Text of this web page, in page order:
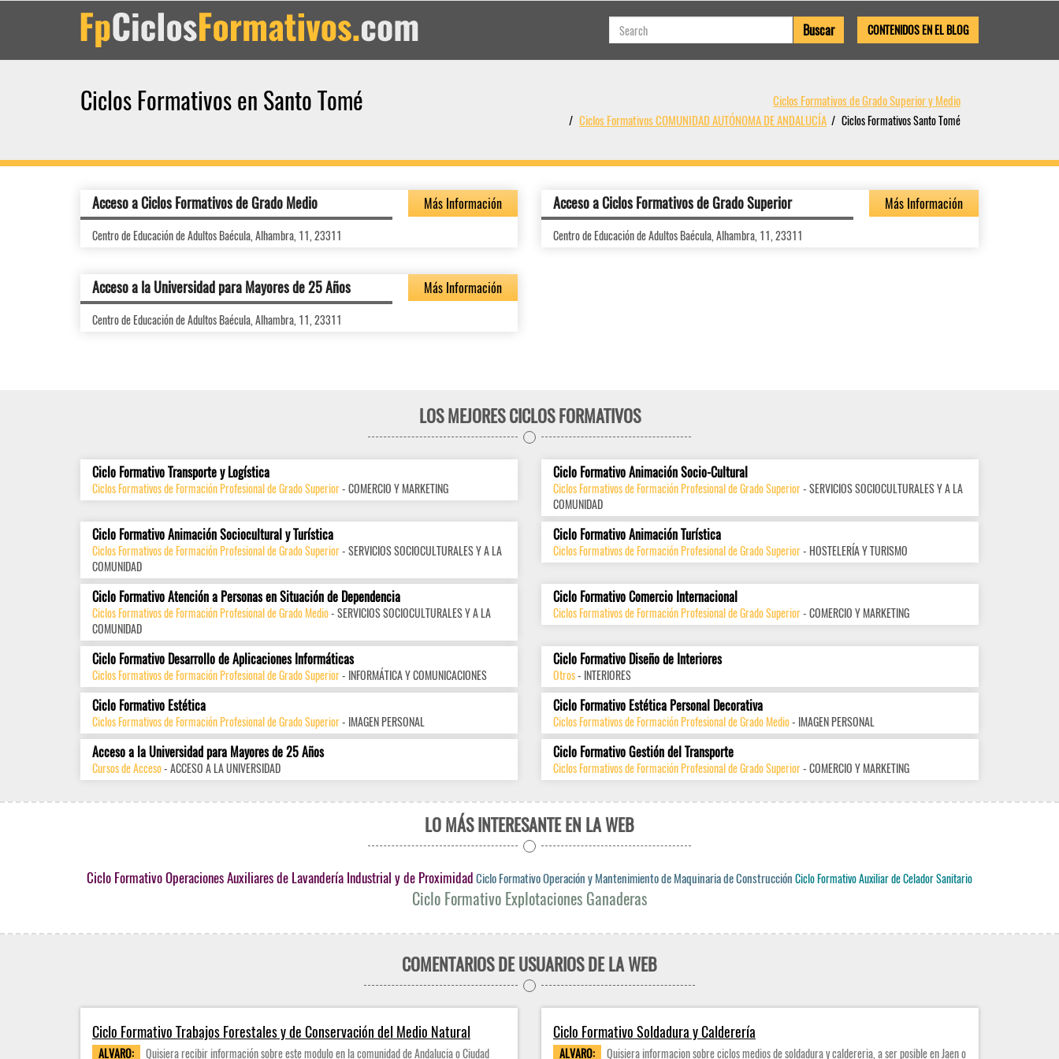
CONTENIDOS EN EL BLOG
Ciclos Formativos en Santo Tomé
Ciclos Formativos de Grado Superior y Medio
Ciclos Formativos COMUNIDAD AUTÓNOMA DE ANDALUCÍA
Ciclos Formativos Santo Tomé
Acceso a Ciclos Formativos de Grado Medio Más Información
Centro de Educación de Adultos Baécula, Alhambra, 11, 23311
Acceso a Ciclos Formativos de Grado Superior Más Información
Centro de Educación de Adultos Baécula, Alhambra, 11, 23311
Acceso a la Universidad para Mayores de 25 Años Más Información
Centro de Educación de Adultos Baécula, Alhambra, 11, 23311
LOS MEJORES CICLOS FORMATIVOS
Ciclo Formativo Transporte y Logística
Ciclos Formativos de Formación Profesional de Grado Superior- COMERCIO Y MARKETING
Ciclo Formativo Animación Socio-Cultural
Ciclos Formativos de Formación Profesional de Grado Superior- SERVICIOS SOCIOCULTURALES Y A LA
COMUNIDAD
Ciclo Formativo Animación Sociocultural y Turística
Ciclos Formativos de Formación Profesional de Grado Superior- SERVICIOS SOCIOCULTURALES Y A LA
COMUNIDAD
Ciclo Formativo Animación Turística
Ciclos Formativos de Formación Profesional de Grado Superior- HOSTELERÍA Y TURISMO
Ciclo Formativo Atención a Personas en Situación de Dependencia
Ciclos Formativos de Formación Profesional de Grado Medio- SERVICIOS SOCIOCULTURALES Y A LA
COMUNIDAD
Ciclo Formativo Comercio Internacional
Ciclos Formativos de Formación Profesional de Grado Superior- COMERCIO Y MARKETING
Ciclo Formativo Desarrollo de Aplicaciones Informáticas
Ciclos Formativos de Formación Profesional de Grado Superior- INFORMÁTICA Y COMUNICACIONES
Ciclo Formativo Diseño de Interiores
Otros- INTERIORES
Ciclo Formativo Estética
Ciclos Formativos de Formación Profesional de Grado Superior- IMAGEN PERSONAL
Ciclo Formativo Estética Personal Decorativa
Ciclos Formativos de Formación Profesional de Grado Medio- IMAGEN PERSONAL
Acceso a la Universidad para Mayores de 25 Años
Cursos de Acceso- ACCESO A LA UNIVERSIDAD
Ciclo Formativo Gestión del Transporte
Ciclos Formativos de Formación Profesional de Grado Superior- COMERCIO Y MARKETING
LO MÁS INTERESANTE EN LA WEB
Ciclo Formativo Operaciones Auxiliares de Lavandería Industrial y de ProximidadCiclo Formativo Operación y Mantenimiento de Maquinaria de ConstrucciónCiclo Formativo Auxiliar de Celador Sanitario
Ciclo Formativo Explotaciones Ganaderas
COMENTARIOS DE USUARIOS DE LA WEB
Ciclo Formativo Trabajos Forestales y de Conservación del Medio Natural
ALVARO: Quisiera recibir información sobre este modulo en la comunidad de Andalucia o Ciudad
Ciclo Formativo Soldadura y Calderería
ALVARO: Quisiera informacion sobre ciclos medios de soldadura y caldereria, a ser posible en Jaen o